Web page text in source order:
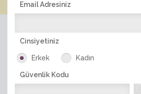
Email Adresiniz
Cinsiyetiniz
Erkek Kadın
Güvenlik Kodu